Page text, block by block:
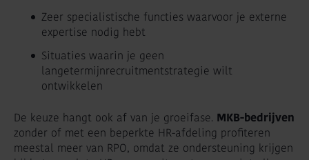
Zeer specialistische functies waarvoor je externe
expertise nodig hebt
Situaties waarin je geen
langetermijnrecruitmentstrategie wilt
ontwikkelen
De keuze hangt ook af van je groeifase. MKB-bedrijven
zonder of met een beperkte HR-afdeling profiteren
meestal meer van RPO, omdat ze ondersteuning krijgen